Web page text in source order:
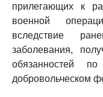
прилегающих к
военной
вследствие
заболевания,
обязанностей
добровольческом